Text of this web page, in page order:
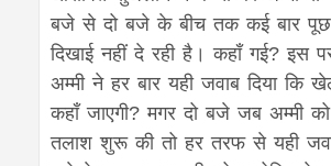
बजे से दो बजे के बीच तक कई बार
दिखाई नहीं दे रही है। कहाँ गई? इस
अम्मी ने हर बार यही जवाब दिया कि
कहाँ जाएगी? मगर दो बजे जब अम्मी
तलाश शुरू की तो हर तरफ से यही